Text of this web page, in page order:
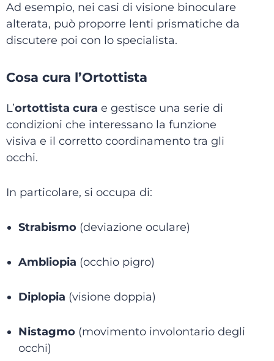
Ad esempio, nei casi di visione binoculare
alterata, può proporre lenti prismatiche da
discutere poi con lo specialista.
Cosa cura l’Ortottista
L’ortottista cura e gestisce una serie di
condizioni che interessano la funzione
visiva e il corretto coordinamento tra gli
occhi.
In particolare, si occupa di:
Strabismo (deviazione oculare)
Ambliopia (occhio pigro)
Diplopia (visione doppia)
Nistagmo (movimento involontario degli
occhi)